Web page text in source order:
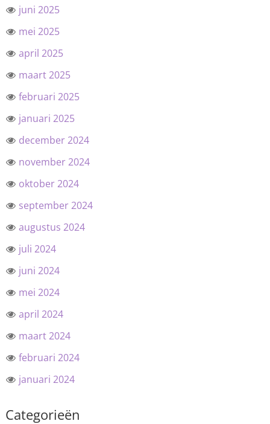
juni 2025
mei 2025
april 2025
maart 2025
februari 2025
januari 2025
december 2024
november 2024
oktober 2024
september 2024
augustus 2024
juli 2024
juni 2024
mei 2024
april 2024
maart 2024
februari 2024
januari 2024
Categorieën